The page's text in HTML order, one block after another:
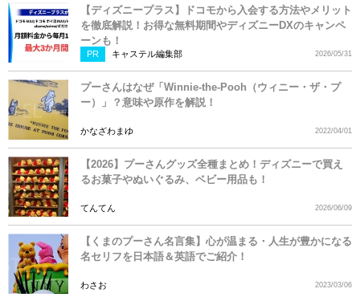
【ディズニープラス】ドコモから入会する方法やメリット
を徹底解説！お得な無料期間やディズニーDXのキャンペ
ーンも！
PR キャステル編集部 2026/05/31
プーさんはなぜ「Winnie-the-Pooh（ウィニー・ザ・プ
ー）」？意味や原作を解説！
かなざわまゆ 2022/04/01
【2026】プーさんグッズ全種まとめ！ディズニーで買え
るお菓子やぬいぐるみ、ベビー用品も！
てんてん 2026/06/09
【くまのプーさん名言集】心が温まる・人生が豊かになる
名セリフを日本語＆英語でご紹介！
わさお 2023/03/06